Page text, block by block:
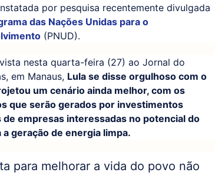
por pesquisa recentemente divulgada
das Nações Unidas para o
(PNUD).
nesta quarta-feira (27) ao Jornal do
em Manaus, Lula se disse orgulhoso com o
um cenário ainda melhor, com os
que serão gerados por investimentos
empresas interessadas no potencial do
a geração de energia limpa.
para melhorar a vida do povo não